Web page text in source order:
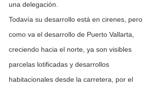
una delegación.
Todavía su desarrollo está en cirenes, pero
como va el desarrollo de Puerto Vallarta,
creciendo hacia el norte, ya son visibles
parcelas lotificadas y desarrollos
habitacionales desde la carretera, por el